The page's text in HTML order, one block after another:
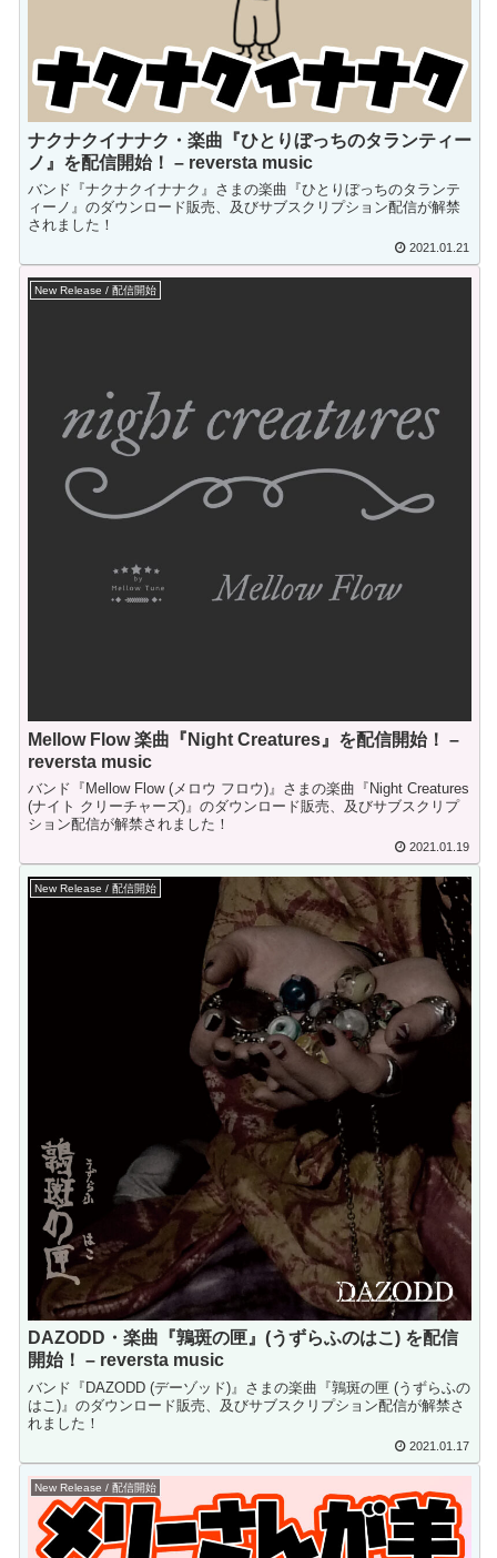
ナクナクイナナク・楽曲『ひとりぼっちのタランティー
ノ』を配信開始！ – reversta music
バンド『ナクナクイナナク』さまの楽曲『ひとりぼっちのタランテ
ィーノ』のダウンロード販売、及びサブスクリプション配信が解禁
されました！
2021.01.21
New Release / 配信開始
Mellow Flow 楽曲『Night Creatures』を配信開始！ –
reversta music
バンド『Mellow Flow (メロウ フロウ)』さまの楽曲『Night Creatures
(ナイト クリーチャーズ)』のダウンロード販売、及びサブスクリプ
ション配信が解禁されました！
2021.01.19
New Release / 配信開始
DAZODD・楽曲『鶉斑の匣』(うずらふのはこ) を配信
開始！ – reversta music
バンド『DAZODD (デーゾッド)』さまの楽曲『鶉斑の匣 (うずらふの
はこ)』のダウンロード販売、及びサブスクリプション配信が解禁さ
れました！
2021.01.17
New Release / 配信開始